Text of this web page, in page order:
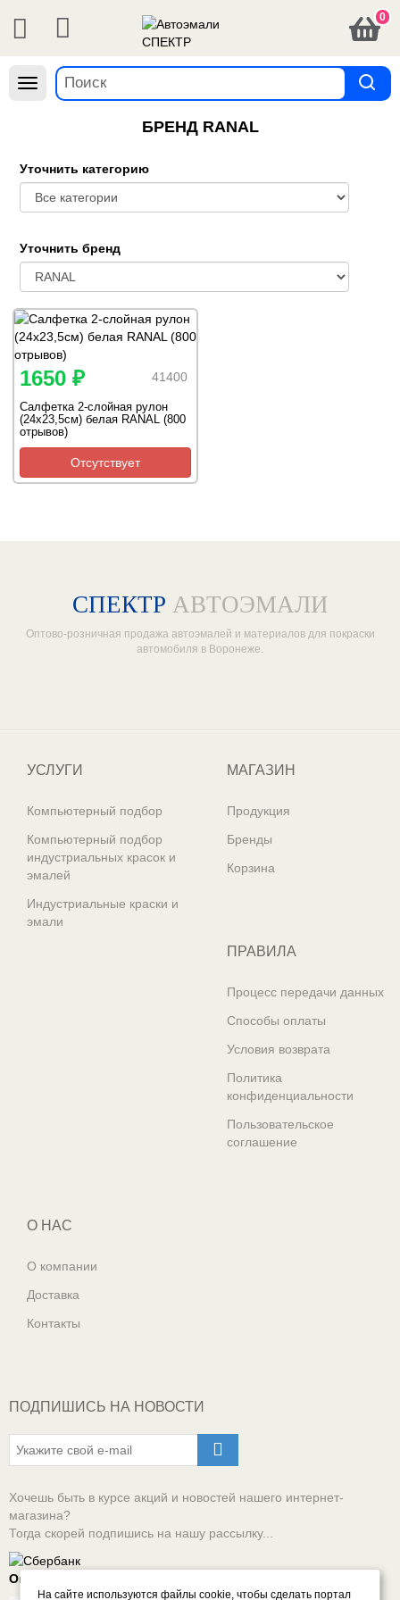
0
Навигация
БРЕНД RANAL
Уточнить категорию
Уточнить бренд
41400
1650 ₽
Салфетка 2-слойная рулон
(24х23,5см) белая RANAL (800
отрывов)
Отсутствует
СПЕКТР АВТОЭМАЛИ
Оптово-розничная продажа автоэмалей и материалов для покраски
автомобиля в Воронеже.
УСЛУГИ
Компьютерный подбор
Компьютерный подбор
индустриальных красок и
эмалей
Индустриальные краски и
эмали
МАГАЗИН
Продукция
Бренды
Корзина
ПРАВИЛА
Процесс передачи данных
Способы оплаты
Условия возврата
Политика
конфиденциальности
Пользовательское
соглашение
О НАС
О компании
Доставка
Контакты
ПОДПИШИСЬ НА НОВОСТИ
Хочешь быть в курсе акций и новостей нашего интернет-
магазина?
Тогда скорей подпишись на нашу рассылку...
Оплачивай онлайн безопасно
На сайте используются файлы cookie, чтобы сделать портал